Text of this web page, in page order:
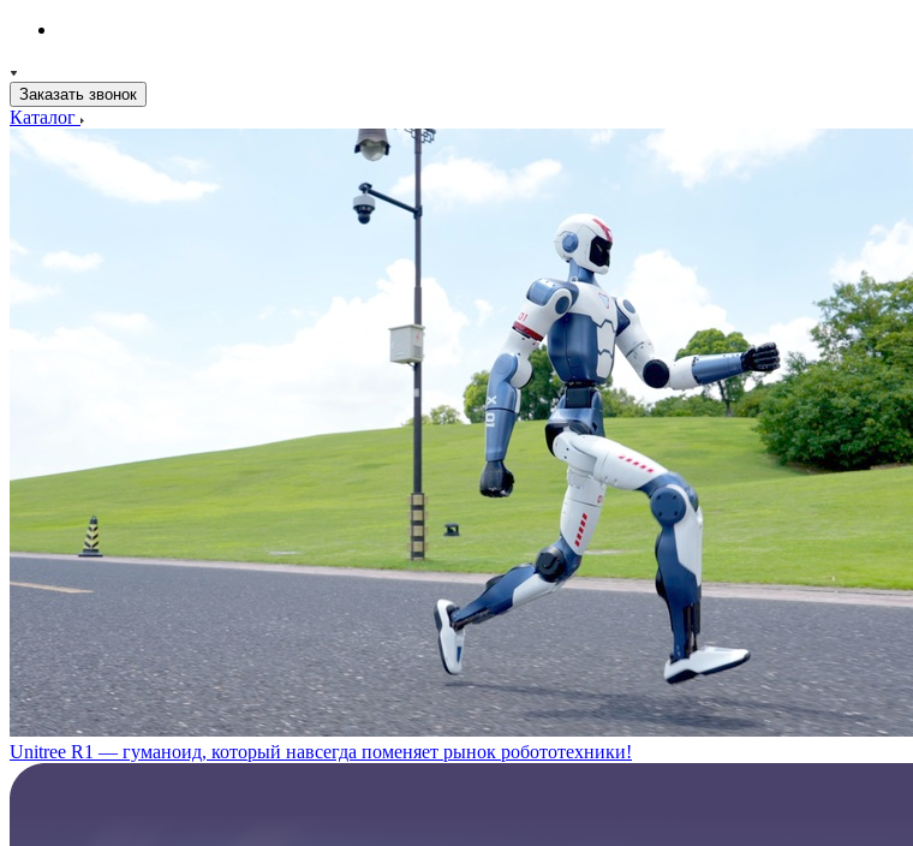
Заказать звонок
Каталог
Unitree R1 — гуманоид, который навсегда поменяет рынок робототехники!